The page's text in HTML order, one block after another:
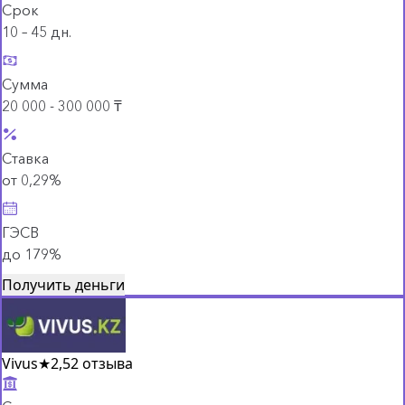
Срок
10 – 45 дн.
Сумма
20 000 - 300 000 ₸
Ставка
от 0,29%
ГЭСВ
до 179%
Получить деньги
Vivus★2,52 отзыва